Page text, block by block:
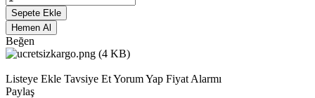
Sepete Ekle
Hemen Al
Beğen
Listeye Ekle Tavsiye EtYorum Yap Fiyat Alarmı
Paylaş